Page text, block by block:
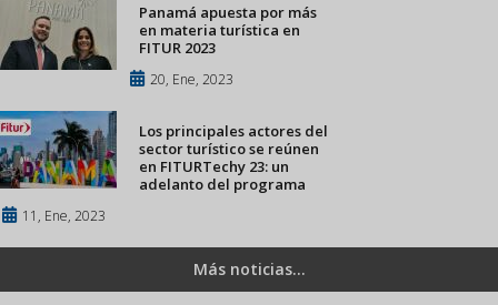
Panamá apuesta por más
en materia turística en
FITUR 2023
20, Ene, 2023
Los principales actores del
sector turístico se reúnen
en FITURTechy 23: un
adelanto del programa
11, Ene, 2023
Más noticias...